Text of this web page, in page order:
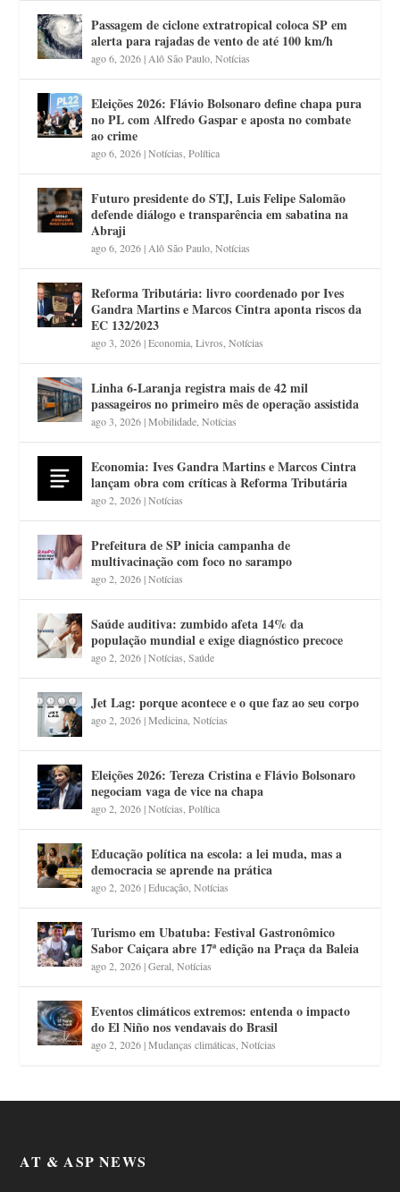
Passagem de ciclone extratropical coloca SP em
alerta para rajadas de vento de até 100 km/h
ago 6, 2026| Alô São Paulo ,Notícias
Eleições 2026: Flávio Bolsonaro define chapa pura
no PL com Alfredo Gaspar e aposta no combate
ao crime
ago 6, 2026|Notícias ,Política
Futuro presidente do STJ, Luis Felipe Salomão
defende diálogo e transparência em sabatina na
Abraji
ago 6, 2026| Alô São Paulo ,Notícias
Reforma Tributária: livro coordenado por Ives
Gandra Martins e Marcos Cintra aponta riscos da
EC 132/2023
ago 3, 2026|Economia ,Livros ,Notícias
Linha 6-Laranja registra mais de 42 mil
passageiros no primeiro mês de operação assistida
ago 3, 2026|Mobilidade ,Notícias
Economia: Ives Gandra Martins e Marcos Cintra
lançam obra com críticas à Reforma Tributária
ago 2, 2026|Notícias
Prefeitura de SP inicia campanha de
multivacinação com foco no sarampo
ago 2, 2026|Notícias
Saúde auditiva: zumbido afeta 14% da
população mundial e exige diagnóstico precoce
ago 2, 2026|Notícias ,Saúde
Jet Lag: porque acontece e o que faz ao seu corpo
ago 2, 2026|Medicina ,Notícias
Eleições 2026: Tereza Cristina e Flávio Bolsonaro
negociam vaga de vice na chapa
ago 2, 2026|Notícias ,Política
Educação política na escola: a lei muda, mas a
democracia se aprende na prática
ago 2, 2026|Educação ,Notícias
Turismo em Ubatuba: Festival Gastronômico
Sabor Caiçara abre 17ª edição na Praça da Baleia
ago 2, 2026|Geral ,Notícias
Eventos climáticos extremos: entenda o impacto
do El Niño nos vendavais do Brasil
ago 2, 2026|Mudanças climáticas ,Notícias
AT & ASP NEWS